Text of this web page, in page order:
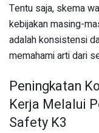
Tentu saja, skema
kebijakan masing-
adalah konsistensi
memahami arti dari
Peningkatan
Kerja Melalui
Safety K3